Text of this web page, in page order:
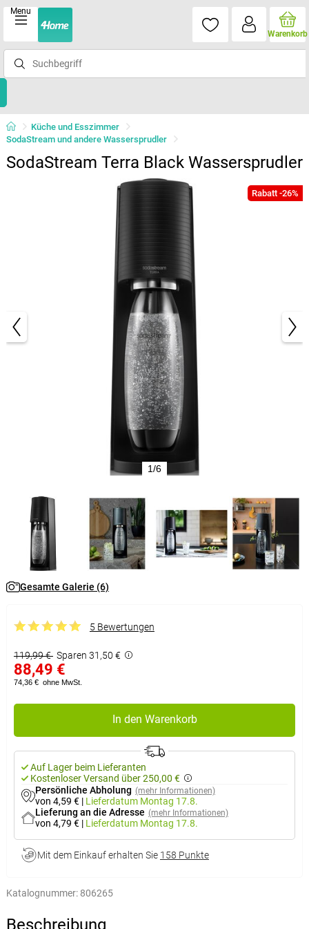
Menu
Warenkorb
Küche und Esszimmer
SodaStream und andere Wassersprudler
SodaStream Terra Black Wassersprudler
Rabatt -26%
1/6
Gesamte Galerie (6)
5 Bewertungen
119,99 € Sparen 31,50 €
88,49 €
74,36 € ohne MwSt.
In den Warenkorb
Auf Lager beim Lieferanten
Kostenloser Versand über 250,00 €
Persönliche Abholung (mehr Informationen)
von 4,59 € | Lieferdatum Montag 17.8.
Lieferung an die Adresse (mehr Informationen)
von 4,79 € | Lieferdatum Montag 17.8.
Mit dem Einkauf erhalten Sie 158 Punkte
Katalognummer: 806265
Beschreibung